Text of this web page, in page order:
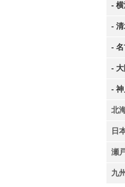
-
-
-
- 大
-
北
日
瀬
九州